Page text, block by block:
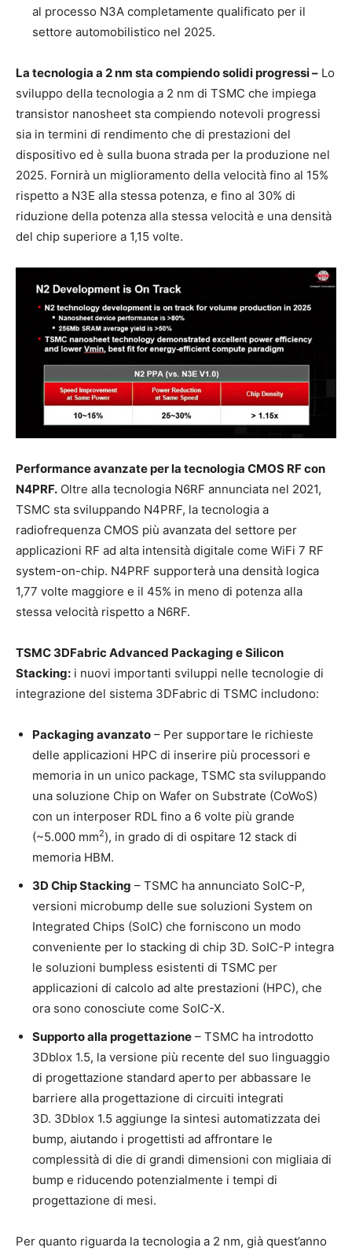
al processo N3A completamente qualificato per il
settore automobilistico nel 2025.
La tecnologia a 2 nm sta compiendo solidi progressi – Lo
sviluppo della tecnologia a 2 nm di TSMC che impiega
transistor nanosheet sta compiendo notevoli progressi
sia in termini di rendimento che di prestazioni del
dispositivo ed è sulla buona strada per la produzione nel
2025. Fornirà un miglioramento della velocità fino al 15%
rispetto a N3E alla stessa potenza, e fino al 30% di
riduzione della potenza alla stessa velocità e una densità
del chip superiore a 1,15 volte.
Performance avanzate per la tecnologia CMOS RF con
N4PRF. Oltre alla tecnologia N6RF annunciata nel 2021,
TSMC sta sviluppando N4PRF, la tecnologia a
radiofrequenza CMOS più avanzata del settore per
applicazioni RF ad alta intensità digitale come WiFi 7 RF
system-on-chip. N4PRF supporterà una densità logica
1,77 volte maggiore e il 45% in meno di potenza alla
stessa velocità rispetto a N6RF.
TSMC 3DFabric Advanced Packaging e Silicon
Stacking: i nuovi importanti sviluppi nelle tecnologie di
integrazione del sistema 3DFabric di TSMC includono:
Packaging avanzato – Per supportare le richieste
delle applicazioni HPC di inserire più processori e
memoria in un unico package, TSMC sta sviluppando
una soluzione Chip on Wafer on Substrate (CoWoS)
con un interposer RDL fino a 6 volte più grande
(~5.000 mm2), in grado di di ospitare 12 stack di
memoria HBM.
3D Chip Stacking – TSMC ha annunciato SoIC-P,
versioni microbump delle sue soluzioni System on
Integrated Chips (SoIC) che forniscono un modo
conveniente per lo stacking di chip 3D. SoIC-P integra
le soluzioni bumpless esistenti di TSMC per
applicazioni di calcolo ad alte prestazioni (HPC), che
ora sono conosciute come SoIC-X.
Supporto alla progettazione – TSMC ha introdotto
3Dblox 1.5, la versione più recente del suo linguaggio
di progettazione standard aperto per abbassare le
barriere alla progettazione di circuiti integrati
3D. 3Dblox 1.5 aggiunge la sintesi automatizzata dei
bump, aiutando i progettisti ad affrontare le
complessità di die di grandi dimensioni con migliaia di
bump e riducendo potenzialmente i tempi di
progettazione di mesi.
Per quanto riguarda la tecnologia a 2 nm, già quest’anno